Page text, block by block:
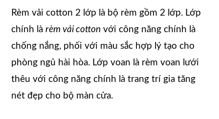
Rèm vải cotton 2 lớp là bộ rèm gồm 2 lớp. Lớp
chính là rèm vải cotton với công năng chính là
chống nắng, phối với màu sắc hợp lý tạo cho
phòng ngủ hài hòa. Lớp voan là rèm voan lưới
thêu với công năng chính là trang trí gia tăng
nét đẹp cho bộ màn cửa.